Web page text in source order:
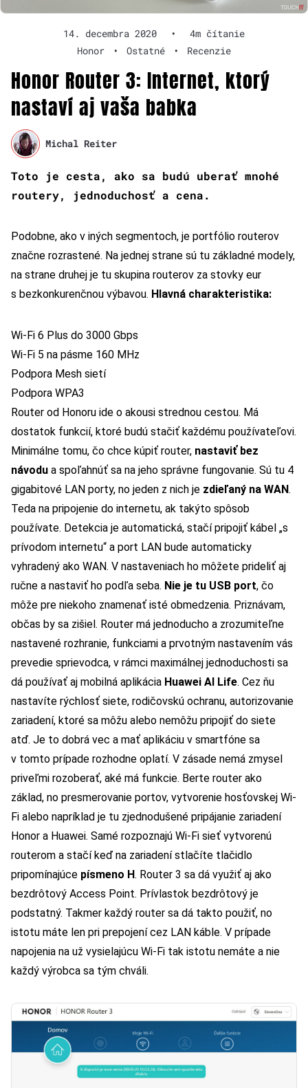
14. decembra 2020 •
4m čítanie
Honor
• Ostatné • Recenzie
Honor Router 3: Internet, ktorý
nastaví aj vaša babka
Michal Reiter
Toto je cesta, ako sa budú uberať mnohé
routery, jednoduchosť a cena.
Podobne, ako v iných segmentoch, je portfólio routerov
značne rozrastené. Na jednej strane sú tu základné modely,
na strane druhej je tu skupina routerov za stovky eur
s bezkonkurenčnou výbavou. Hlavná charakteristika:
Wi-Fi 6 Plus do 3000 Gbps
Wi-Fi 5 na pásme 160 MHz
Podpora Mesh sietí
Podpora WPA3
Router od Honoru ide o akousi strednou cestou. Má
dostatok funkcií, ktoré budú stačiť každému používateľovi.
Minimálne tomu, čo chce kúpiť router, nastaviť bez
návodu a spoľahnúť sa na jeho správne fungovanie. Sú tu 4
gigabitové LAN porty, no jeden z nich je zdieľaný na WAN.
Teda na pripojenie do internetu, ak takýto spôsob
používate. Detekcia je automatická, stačí pripojiť kábel „s
prívodom internetu“ a port LAN bude automaticky
vyhradený ako WAN. V nastaveniach ho môžete prideliť aj
ručne a nastaviť ho podľa seba. Nie je tu USB port, čo
môže pre niekoho znamenať isté obmedzenia. Priznávam,
občas by sa zišiel. Router má jednoducho a zrozumiteľne
nastavené rozhranie, funkciami a prvotným nastavením vás
prevedie sprievodca, v rámci maximálnej jednoduchosti sa
dá používať aj mobilná aplikácia Huawei AI Life. Cez ňu
nastavíte rýchlosť siete, rodičovskú ochranu, autorizovanie
zariadení, ktoré sa môžu alebo nemôžu pripojiť do siete
atď. Je to dobrá vec a mať aplikáciu v smartfóne sa
v tomto prípade rozhodne oplatí. V zásade nemá zmysel
priveľmi rozoberať, aké má funkcie. Berte router ako
základ, no presmerovanie portov, vytvorenie hosťovskej Wi-
Fi alebo napríklad je tu zjednodušené pripájanie zariadení
Honor a Huawei. Samé rozpoznajú Wi-Fi sieť vytvorenú
routerom a stačí keď na zariadení stlačíte tlačidlo
pripomínajúce písmeno H. Router 3 sa dá využiť aj ako
bezdrôtový Access Point. Prívlastok bezdrôtový je
podstatný. Takmer každý router sa dá takto použiť, no
istotu máte len pri prepojení cez LAN káble. V prípade
napojenia na už vysielajúcu Wi-Fi tak istotu nemáte a nie
každý výrobca sa tým chváli.